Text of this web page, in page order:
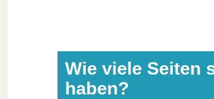
Wie viele Seiten
haben?